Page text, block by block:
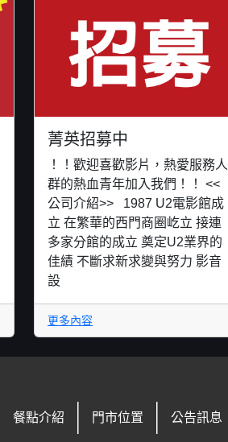
菁英招募中
！！歡迎喜歡影片，熱愛服務人
群的熱血青年加入我們！！ <<
公司介紹>> 1987 U2電影館成
立 在繁華的西門商圈屹立 接連
多家分館的成立 奠定U2業界的
佳績 不斷求新求變與努力 影音
設
更多內容
餐點介紹 門市位置 公告訊息